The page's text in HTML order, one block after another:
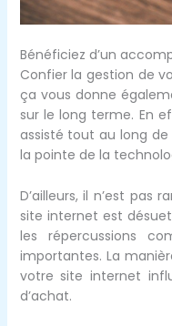
Bénéficiez d’un
Confier la gestion de
ça vous donne
sur le long terme. En
assisté tout au long
la pointe de la
D’ailleurs, il n’est pas
site internet est
les répercussions
importantes. La
votre site internet
d’achat.